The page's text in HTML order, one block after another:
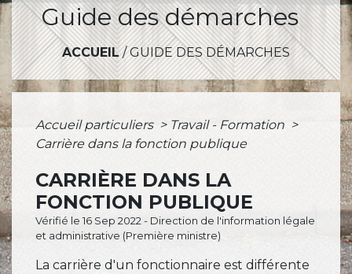
Guide des démarches
ACCUEIL/GUIDE DES DÉMARCHES
Accueil particuliers > Travail - Formation >
Carrière dans la fonction publique
CARRIÈRE DANS LA
FONCTION PUBLIQUE
Vérifié le 16 Sep 2022 - Direction de l'information légale
et administrative (Première ministre)
La carrière d'un fonctionnaire est différente